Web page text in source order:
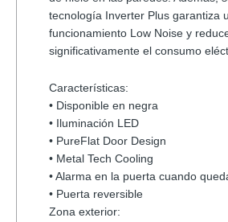
tecnología
Inverter Plus garantiza
funcionamiento
Low Noise y
significativamente el consumo
Características:
• Disponible en negra
• Iluminación LED
• PureFlat Door Design
• Metal Tech Cooling
• Alarma en la puerta cuando
• Puerta reversible
Zona exterior: